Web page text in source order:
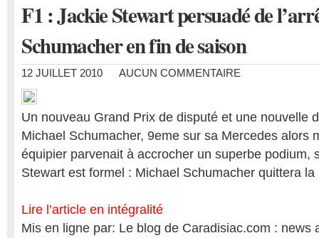
F1 : Jackie Stewart persuadé de
Schumacher en fin de saison
12 JUILLET 2010 AUCUN COMMENTAIRE
Un nouveau Grand Prix de disputé et une nouvelle
Michael Schumacher, 9eme sur sa Mercedes alors
équipier parvenait à accrocher un superbe podium,
Stewart est formel : Michael Schumacher quittera la
Lire l’article en intégralité
Mis en ligne par: Le blog de Caradisiac.com : news